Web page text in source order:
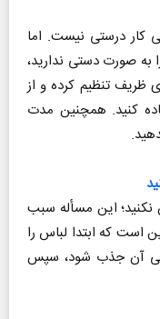
درستی نیست. اما
به صورت دستی ندارید،
تنظیم کرده و از
کنید. همچنین مدت
نکنید؛ این مسأله سبب
است که ابتدا لباس را
آن جذب شود، سپس